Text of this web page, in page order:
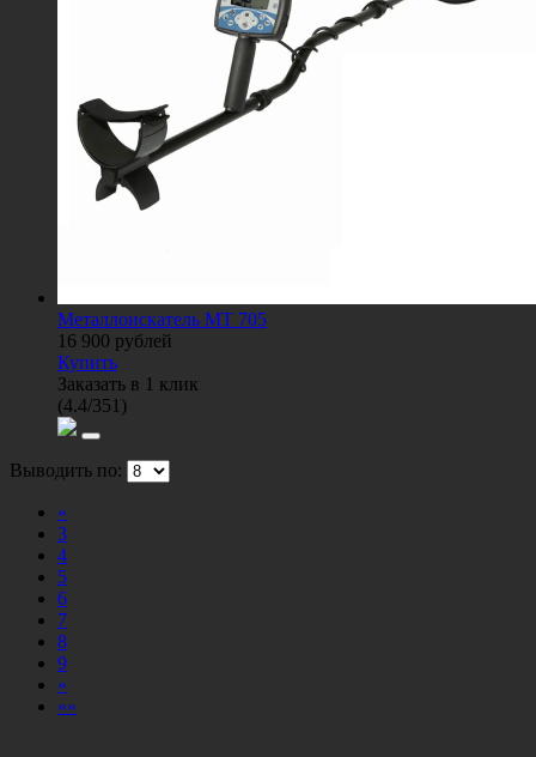
Металлоискатель МТ 705
16 900 рублей
Купить
Заказать в 1 клик
(4.4/351 )
Выводить по:
«
3
4
5
6
7
8
9
»
»»